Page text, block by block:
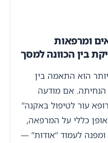
ומרפאות
בין הכוונה למסך
הוא התאמה בין
אם מודעה
עור לטיפול באקנה”
כללי על המרפאה,
ומפנה לעמוד “אודות” —